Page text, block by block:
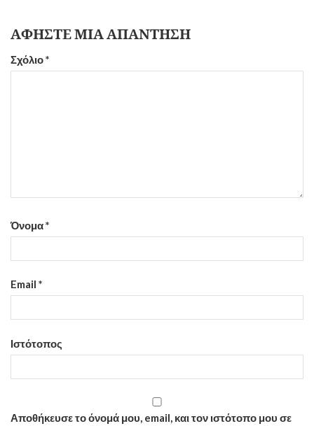
ΑΦΉΣΤΕ ΜΙΑ ΑΠΆΝΤΗΣΗ
Σχόλιο*
Όνομα*
Email *
Ιστότοπος
Αποθήκευσε το όνομά μου, email, και τον ιστότοπο μου σε